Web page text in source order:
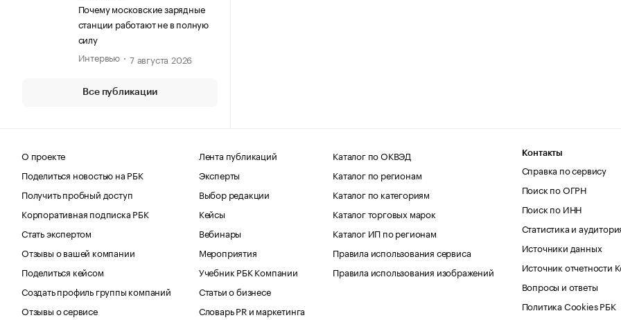
Почему московские зарядные
станции работают не в полную
силу
Интервью
7 августа 2026
Все публикации
О проекте
Поделиться новостью на РБК
Получить пробный доступ
Корпоративная подписка РБК
Стать экспертом
Отзывы о вашей компании
Поделиться кейсом
Создать профиль группы компаний
Отзывы о сервисе
Лента публикаций
Эксперты
Выбор редакции
Кейсы
Вебинары
Мероприятия
Учебник РБК Компании
Статьи о бизнесе
Словарь PR и маркетинга
Каталог по ОКВЭД
Каталог по регионам
Каталог по категориям
Каталог торговых марок
Каталог ИП по регионам
Правила использования сервиса
Правила использования изображений
Контакты
Справка по сервису
Поиск по ОГРН
Поиск по ИНН
Статистика и
Источники данных
Источник отчетности
Вопросы и ответы
Политика Cookies РБК